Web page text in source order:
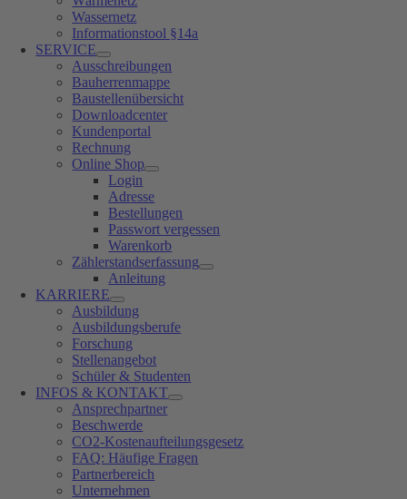
Wassernetz
Informationstool §14a
SERVICE
Ausschreibungen
Bauherrenmappe
Baustellenübersicht
Downloadcenter
Kundenportal
Rechnung
Online Shop
Login
Adresse
Bestellungen
Passwort vergessen
Warenkorb
Zählerstandserfassung
Anleitung
KARRIERE
Ausbildung
Ausbildungsberufe
Forschung
Stellenangebot
Schüler & Studenten
INFOS & KONTAKT
Ansprechpartner
Beschwerde
CO2-Kostenaufteilungsgesetz
FAQ: Häufige Fragen
Partnerbereich
Unternehmen